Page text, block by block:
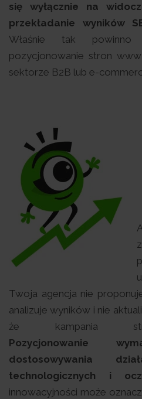
się wyłącznie na
przekładanie wyników
Właśnie tak powinno
pozycjonowanie stron
sektorze B2B lub e-
Twoja agencja nie
analizuje wyników i nie
że kampania
Pozycjonowanie
dostosowywania
technologicznych i
innowacyjności może